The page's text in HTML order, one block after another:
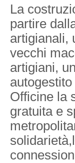
La
partire
artigianali,
vecchi
artigiani,
Officine la
gratuita e